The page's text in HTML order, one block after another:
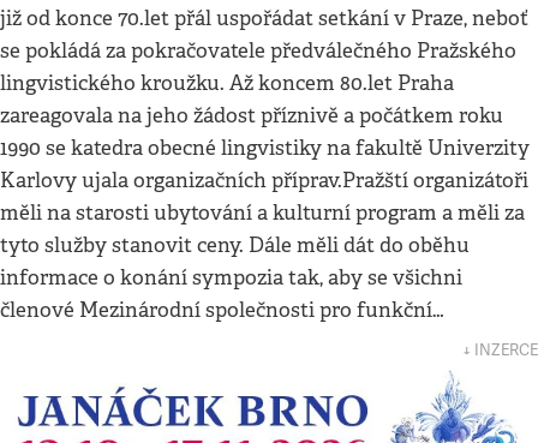
již od konce 70.let přál uspořádat setkání v Praze, neboť
se pokládá za pokračovatele předválečného Pražského
lingvistického kroužku. Až koncem 80.let Praha
zareagovala na jeho žádost příznivě a počátkem roku
1990 se katedra obecné lingvistiky na fakultě Univerzity
Karlovy ujala organizačních příprav.Pražští organizátoři
měli na starosti ubytování a kulturní program a měli za
tyto služby stanovit ceny. Dále měli dát do oběhu
informace o konání sympozia tak, aby se všichni
členové Mezinárodní společnosti pro funkční…
↓ INZERCE